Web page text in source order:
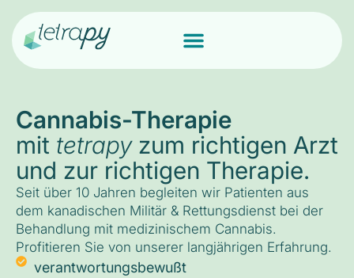
Cannabis-Therapie
mit tetrapyzum richtigen Arzt
und zur richtigen Therapie.
Seit über 10 Jahren begleiten wir Patienten aus
dem kanadischen Militär & Rettungsdienst bei der
Behandlung mit medizinischem Cannabis.
Profitieren Sie von unserer langjährigen Erfahrung.
verantwortungsbewußt